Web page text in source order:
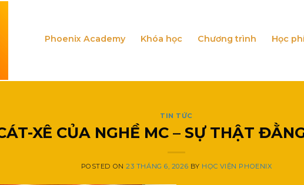
Phoenix Academy Khóa học Chương trình Học
TIN TỨC
XÊ CỦA NGHỀ MC – SỰ THẬT
POSTED ON23 THÁNG 6, 2026 BY HỌC VIỆN PHOENIX